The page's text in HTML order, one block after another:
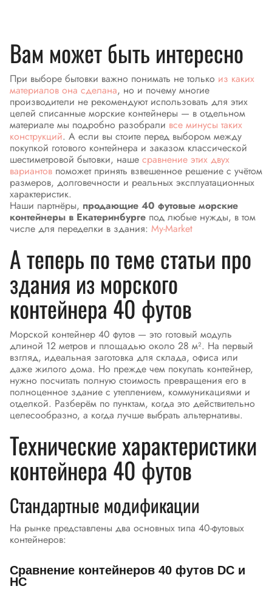
Вам может быть интересно
При выборе бытовки важно понимать не только из каких
материалов она сделана, но и почему многие
производители не рекомендуют использовать для этих
целей списанные морские контейнеры — в отдельном
материале мы подробно разобрали все минусы таких
конструкций. А если вы стоите перед выбором между
покупкой готового контейнера и заказом классической
шестиметровой бытовки, наше сравнение этих двух
вариантов поможет принять взвешенное решение с учётом
размеров, долговечности и реальных эксплуатационных
характеристик.
Наши партнёры, продающие 40 футовые морские
контейнеры в Екатеринбурге под любые нужды, в том
числе для переделки в здания: My-Market
А теперь по теме статьи про
здания из морского
контейнера 40 футов
Морской контейнер 40 футов — это готовый модуль
длиной 12 метров и площадью около 28 м². На первый
взгляд, идеальная заготовка для склада, офиса или
даже жилого дома. Но прежде чем покупать контейнер,
нужно посчитать полную стоимость превращения его в
полноценное здание с утеплением, коммуникациями и
отделкой. Разберём по пунктам, когда это действительно
целесообразно, а когда лучше выбрать альтернативы.
Технические характеристики
контейнера 40 футов
Стандартные модификации
На рынке представлены два основных типа 40-футовых
контейнеров:
Сравнение контейнеров 40 футов DC и
HC